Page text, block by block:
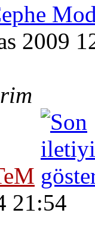
2009
21:54